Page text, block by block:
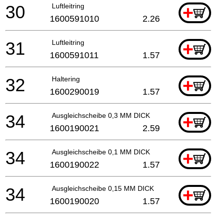
Luftleitring +
30 1600591010 2.26
Luftleitring +
31 1600591011 1.57
Haltering +
32 1600290019 1.57
Ausgleichscheibe 0,3 MM DICK +
34 1600190021 2.59
Ausgleichscheibe 0,1 MM DICK +
34 1600190022 1.57
Ausgleichscheibe 0,15 MM DICK +
34 1600190020 1.57